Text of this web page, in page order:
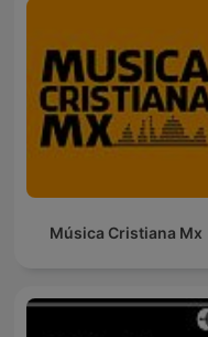
Música Cristiana Mx